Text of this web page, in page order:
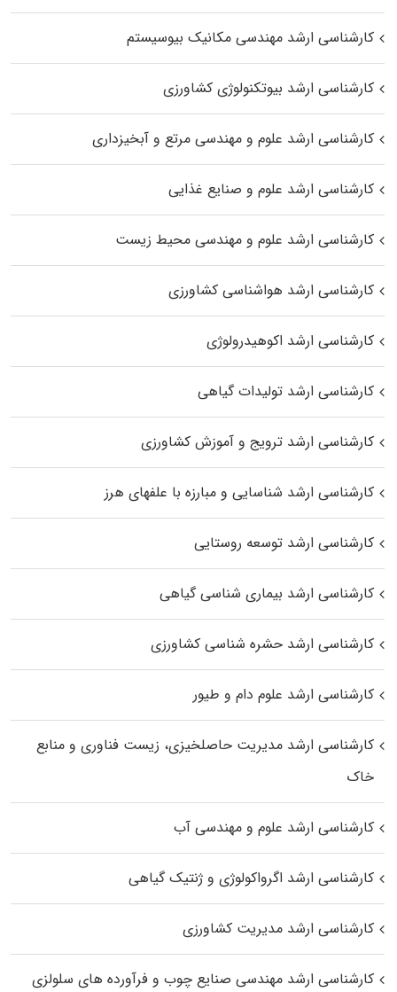
کارشناسی ارشد مهندسی مکانیک بیوسیستم
کارشناسی ارشد بیوتکنولوژی کشاورزی
کارشناسی ارشد علوم و مهندسی مرتع و آبخیزداری
کارشناسی ارشد علوم و صنایع غذایی
کارشناسی ارشد علوم و مهندسی محیط زیست
کارشناسی ارشد هواشناسی کشاورزی
کارشناسی ارشد اکوهیدرولوژی
کارشناسی ارشد تولیدات گیاهی
کارشناسی ارشد ترویج و آموزش کشاورزی
کارشناسی ارشد شناسایی و مبارزه با علفهای هرز
کارشناسی ارشد توسعه روستایی
کارشناسی ارشد بیماری‌ شناسی گیاهی
کارشناسی ارشد حشره‌ شناسی کشاورزی
کارشناسی ارشد علوم دام و طیور
کارشناسی ارشد مدیریت حاصلخیزی، زیست فناوری و منابع
خاک
کارشناسی ارشد علوم و مهندسی آب
کارشناسی ارشد اگرواکولوژی و ژنتیک گیاهی
کارشناسی ارشد مدیریت کشاورزی
کارشناسی ارشد مهندسی صنایع چوب و فرآورده‌ های سلولزی